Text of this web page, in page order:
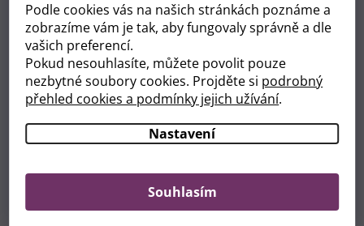
Podle cookies vás na našich stránkách poznáme a
zobrazíme vám je tak, aby fungovaly správně a dle
vašich preferencí.
Pokud nesouhlasíte, můžete povolit pouze
nezbytné soubory cookies. Projděte si podrobný
přehled cookies a podmínky jejich užívání.
Nastavení
Souhlasím